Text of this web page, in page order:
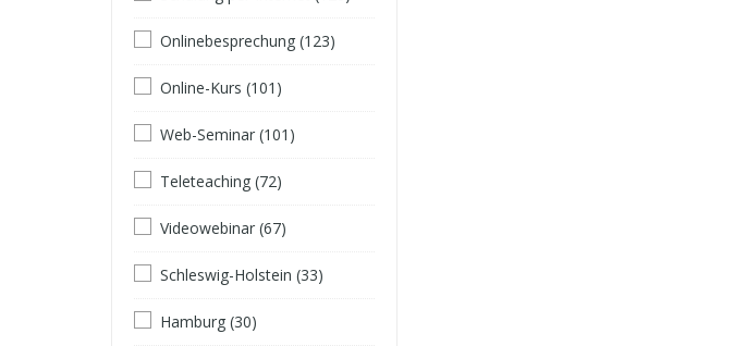
Onlinebesprechung (123)
Online-Kurs (101)
Web-Seminar (101)
Teleteaching (72)
Videowebinar (67)
Schleswig-Holstein (33)
Hamburg (30)